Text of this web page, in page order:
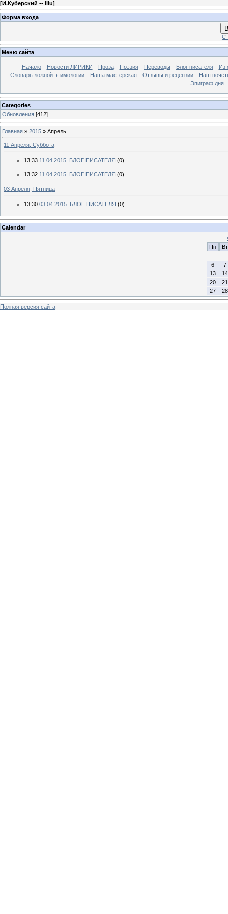
[И.Куберский -- lilu]
Форма входа
Меню сайта
Начало Новости ЛИРИКИ Проза Поэзия Переводы Блог писателя
Из
Словарь ложной этимологии
Наша мастерская Отзывы и рецензии
Наш
Эпиграф дня
Categories
Обновления [412]
Главная » 2015 » Апрель
11 Апреля, Суббота
13:33 11.04.2015. БЛОГ ПИСАТЕЛЯ (0)
13:32 11.04.2015. БЛОГ ПИСАТЕЛЯ (0)
03 Апреля, Пятница
13:30 03.04.2015. БЛОГ ПИСАТЕЛЯ (0)
Calendar
Пн
Вт
6
7
13
14
20
21
27
28
Полная версия сайта